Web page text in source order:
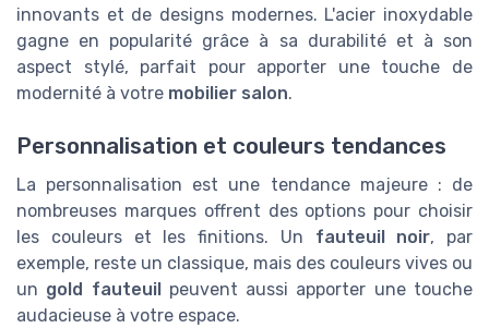
innovants et de designs modernes. L'acier inoxydable
gagne en popularité grâce à sa durabilité et à son
aspect stylé, parfait pour apporter une touche de
modernité à votre mobilier salon.
Personnalisation et couleurs tendances
La personnalisation est une tendance majeure : de
nombreuses marques offrent des options pour choisir
les couleurs et les finitions. Un fauteuil noir, par
exemple, reste un classique, mais des couleurs vives ou
un gold fauteuilpeuvent aussi apporter une touche
audacieuse à votre espace.